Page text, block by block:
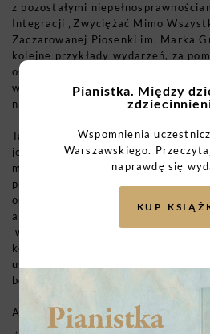
z pozostałymi
Integracji „Zwyciężać Mimo
Zaczarowanej Piosenki im. Marka
kolejne przykłady wydarzeń, za
osoby z niepełnosprawnościami
w życiu kulturalnym i
niebagatelną wartość dla
Ta wybitna aktorka teatralna,
jednak najlepiej z „Janosika”, „
mocnych”
, od 2004 roku aż do
przez TVP2 program „Spotkajmy
osoby z niepełnosprawnościami, by
akceptacji i nadziei. Ale działa też
występuje w szkołach, na
konkursów. Wykorzystując
uświadamia społeczeństwo na
borykają się osoby z
Anna Dymna zainicjowała i rozwija
„Dolina Słońca” w
Pianistka. Między
Wspomnienia
Warszawskiego.
naprawdę się
KUP